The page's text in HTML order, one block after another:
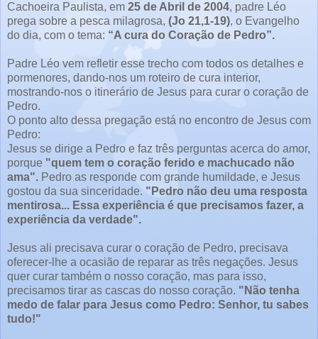
Cachoeira Paulista, em 25 de Abril de 2004, padre Léo
prega sobre a pesca milagrosa, (Jo 21,1-19), o Evangelho
do dia, com o tema: “A cura do Coração de Pedro”.
Padre Léo vem refletir esse trecho com todos os detalhes e
pormenores, dando-nos um roteiro de cura interior,
mostrando-nos o itinerário de Jesus para curar o coração de
Pedro.
O ponto alto dessa pregação está no encontro de Jesus com
Pedro:
Jesus se dirige a Pedro e faz três perguntas acerca do amor,
porque "quem tem o coração ferido e machucado não
ama". Pedro as responde com grande humildade, e Jesus
gostou da sua sinceridade. "Pedro não deu uma resposta
mentirosa... Essa experiência é que precisamos fazer, a
experiência da verdade".
Jesus ali precisava curar o coração de Pedro, precisava
oferecer-lhe a ocasião de reparar as três negações. Jesus
quer curar também o nosso coração, mas para isso,
precisamos tirar as cascas do nosso coração. "Não tenha
medo de falar para Jesus como Pedro: Senhor, tu sabes
tudo!"